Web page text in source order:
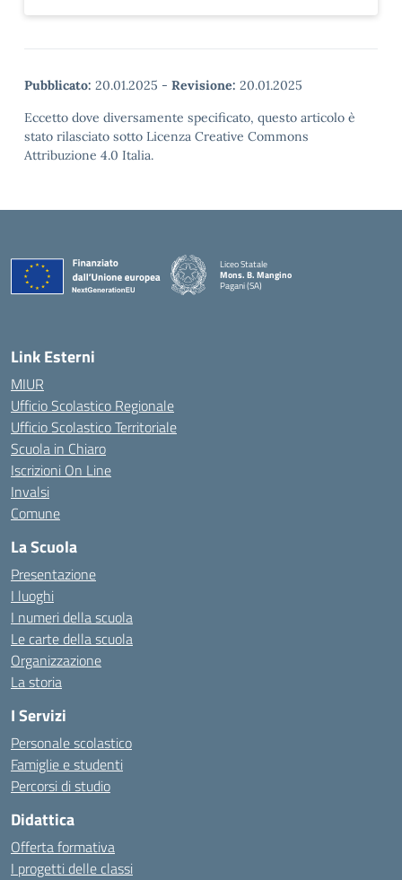
Pubblicato: 20.01.2025 - Revisione: 20.01.2025
Eccetto dove diversamente specificato, questo articolo è
stato rilasciato sotto Licenza Creative Commons
Attribuzione 4.0 Italia.
Liceo Statale
Mons. B. Mangino
Pagani (SA)
— Visita la pagina iniziale della scuola
Link Esterni
MIUR
Ufficio Scolastico Regionale
Ufficio Scolastico Territoriale
Scuola in Chiaro
Iscrizioni On Line
Invalsi
Comune
La Scuola
Presentazione
I luoghi
I numeri della scuola
Le carte della scuola
Organizzazione
La storia
I Servizi
Personale scolastico
Famiglie e studenti
Percorsi di studio
Didattica
Offerta formativa
I progetti delle classi